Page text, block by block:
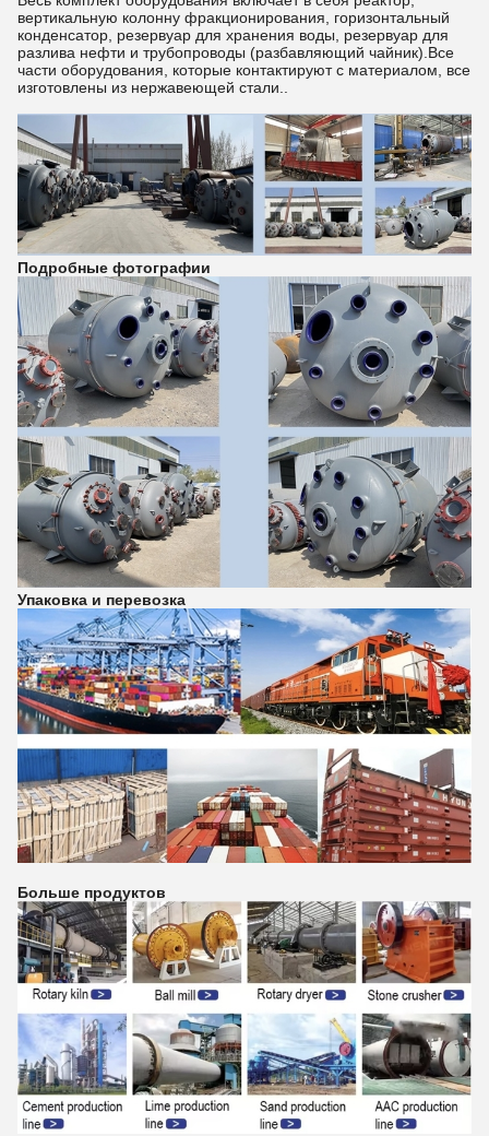
вертикальную колонну фракционирования, горизонтальный
конденсатор, резервуар для хранения воды, резервуар для
разлива нефти и трубопроводы (разбавляющий чайник).Все
части оборудования, которые контактируют с материалом, все
изготовлены из нержавеющей стали..
Подробные фотографии
Упаковка и перевозка
Больше продуктов